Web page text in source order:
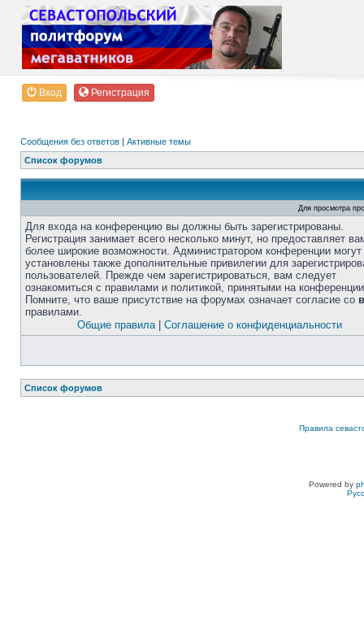
Вход Регистрация
Сообщения без ответов | Активные темы
Список форумов
Для просмотра
Для входа на конференцию вы должны быть зарегистрированы.
Регистрация занимает всего несколько минут, но предоставляет
более широкие возможности. Администратором конференции
установлены также дополнительные привилегии для
пользователей. Прежде чем зарегистрироваться, вам следует
ознакомиться с правилами и политикой, принятыми на
Помните, что ваше присутствие на форумах означает согласие со
правилами.
Общие правила| Соглашение о конфиденциальности
Список форумов
Правила
Powered by